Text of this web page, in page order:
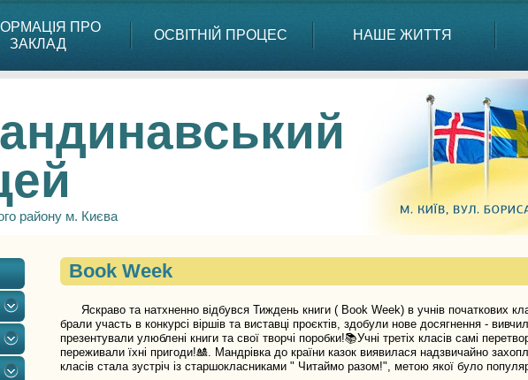
ПРО
ЗАКЛАД
ОСВІТНІЙ ПРОЦЕС НАШЕ ЖИТТЯ
району м. Києва
Book Week
Яскраво та натхненно відбувся Тиждень книги ( Book Week) в учнів початкових
брали участь в конкурсі віршів та виставці проєктів, здобули нове досягнення -
презентували улюблені книги та свої творчі поробки!📚Учні третіх класів самі
переживали їхні пригоди!🎎. Мандрівка до країни казок виявилася надзвичайно
класів стала зустріч із старшокласниками " Читаймо разом!", метою якої було